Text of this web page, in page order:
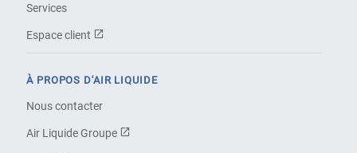
Services
Espace client
À PROPOS D'AIR LIQUIDE
Nous contacter
Air Liquide Groupe